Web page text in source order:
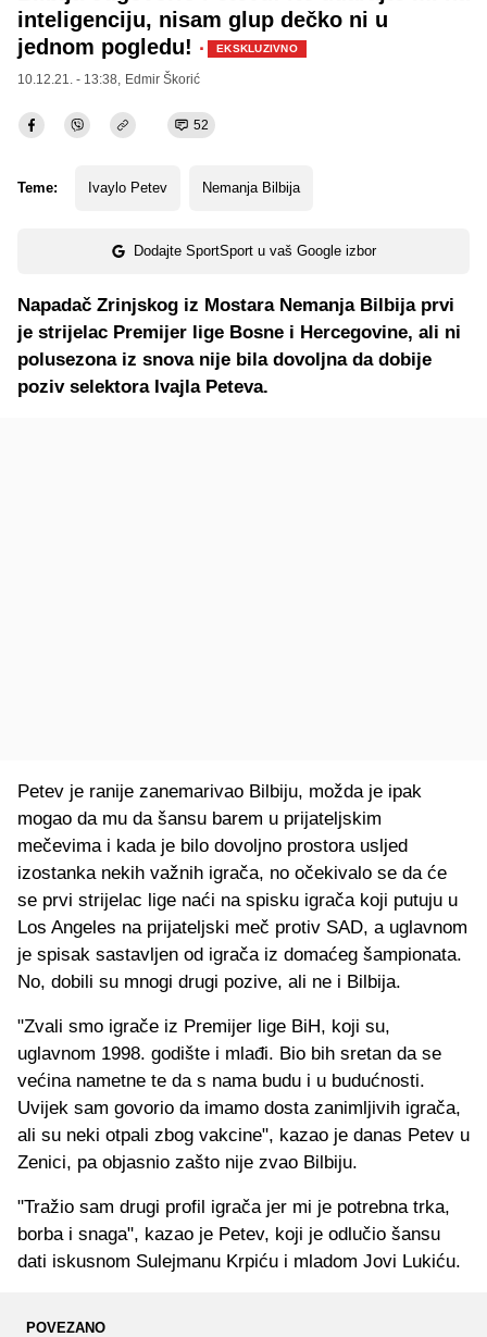
inteligenciju, nisam glup dečko ni u
jednom pogledu! · EKSKLUZIVNO
10.12.21. - 13:38, Edmir Škorić
52
Teme: Ivaylo Petev Nemanja Bilbija
Dodajte SportSport u vaš Google izbor
Napadač Zrinjskog iz Mostara Nemanja Bilbija prvi
je strijelac Premijer lige Bosne i Hercegovine, ali ni
polusezona iz snova nije bila dovoljna da dobije
poziv selektora Ivajla Peteva.
Petev je ranije zanemarivao Bilbiju, možda je ipak
mogao da mu da šansu barem u prijateljskim
mečevima i kada je bilo dovoljno prostora usljed
izostanka nekih važnih igrača, no očekivalo se da će
se prvi strijelac lige naći na spisku igrača koji putuju u
Los Angeles na prijateljski meč protiv SAD, a uglavnom
je spisak sastavljen od igrača iz domaćeg šampionata.
No, dobili su mnogi drugi pozive, ali ne i Bilbija.
"Zvali smo igrače iz Premijer lige BiH, koji su,
uglavnom 1998. godište i mlađi. Bio bih sretan da se
većina nametne te da s nama budu i u budućnosti.
Uvijek sam govorio da imamo dosta zanimljivih igrača,
ali su neki otpali zbog vakcine", kazao je danas Petev u
Zenici, pa objasnio zašto nije zvao Bilbiju.
"Tražio sam drugi profil igrača jer mi je potrebna trka,
borba i snaga", kazao je Petev, koji je odlučio šansu
dati iskusnom Sulejmanu Krpiću i mladom Jovi Lukiću.
POVEZANO